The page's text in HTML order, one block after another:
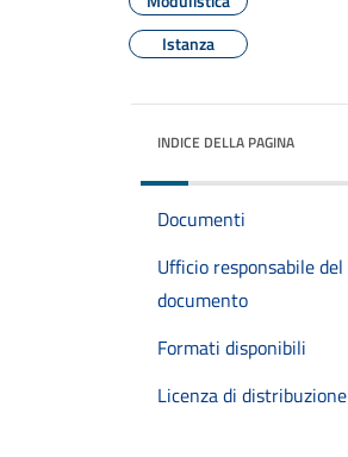
Istanza
INDICE DELLA PAGINA
Documenti
Ufficio responsabile del
documento
Formati disponibili
Licenza di distribuzione